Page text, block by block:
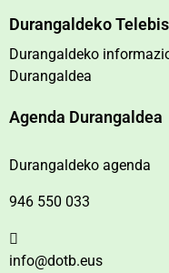
Durangaldeko
Durangaldeko
Durangaldea
Agenda Durangaldea
Durangaldeko agenda
946 550 033
info@dotb.eus